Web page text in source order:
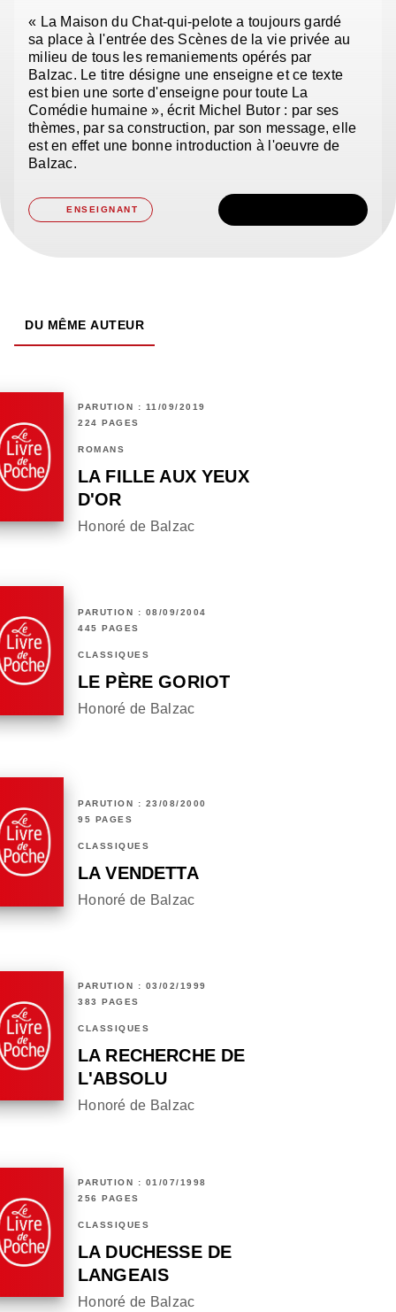
« La Maison du Chat-qui-pelote a toujours gardé
sa place à l'entrée des Scènes de la vie privée au
milieu de tous les remaniements opérés par
Balzac. Le titre désigne une enseigne et ce texte
est bien une sorte d'enseigne pour toute La
Comédie humaine », écrit Michel Butor : par ses
thèmes, par sa construction, par son message, elle
est en effet une bonne introduction à l'oeuvre de
Balzac.
ENSEIGNANT
DU MÊME AUTEUR
PARUTION : 11/09/2019
224 PAGES
ROMANS
LA FILLE AUX YEUX
D'OR
Honoré de Balzac
PARUTION : 08/09/2004
445 PAGES
CLASSIQUES
LE PÈRE GORIOT
Honoré de Balzac
PARUTION : 23/08/2000
95 PAGES
CLASSIQUES
LA VENDETTA
Honoré de Balzac
PARUTION : 03/02/1999
383 PAGES
CLASSIQUES
LA RECHERCHE DE
L'ABSOLU
Honoré de Balzac
PARUTION : 01/07/1998
256 PAGES
CLASSIQUES
LA DUCHESSE DE
LANGEAIS
Honoré de Balzac